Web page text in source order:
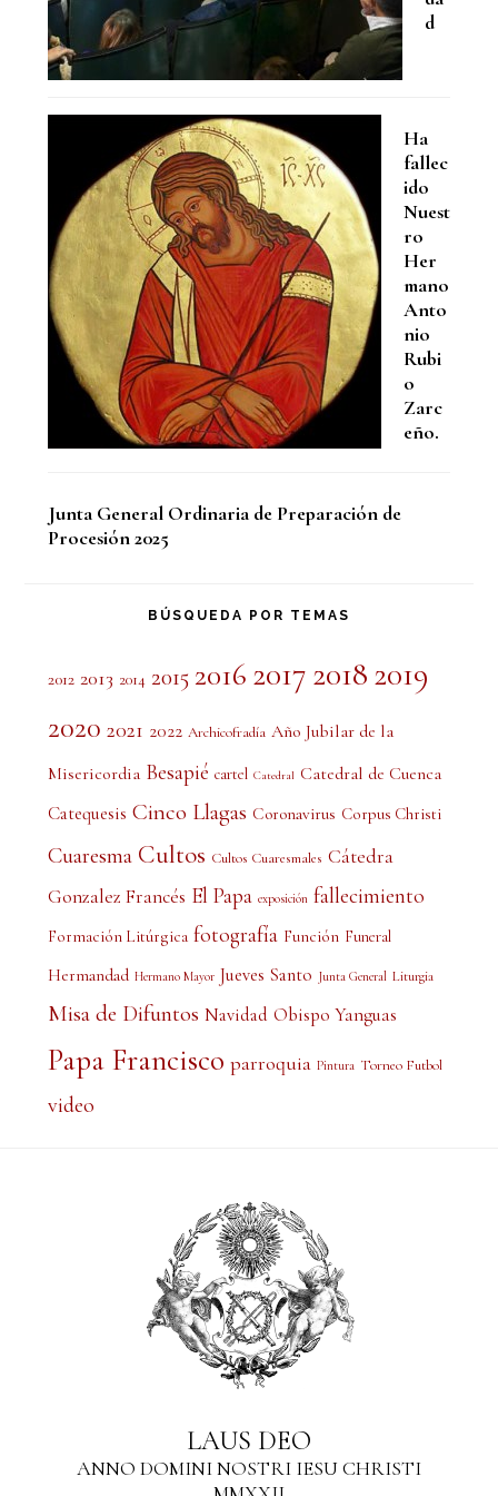
d
Ha
fallec
ido
Nuest
ro
Her
mano
Anto
nio
Rubi
o
Zarc
eño.
Junta General Ordinaria de Preparación de
Procesión 2025
BÚSQUEDA POR TEMAS
2012 2013 2014 2015 2016 2017 2018 2019
2020 2021 2022 Archicofradía Año Jubilar de la
Misericordia Besapié cartel Catedral Catedral de Cuenca
Catequesis Cinco Llagas Coronavirus Corpus Christi
Cuaresma Cultos Cultos Cuaresmales Cátedra
Gonzalez Francés El Papa exposición fallecimiento
Formación Litúrgica fotografía Función Funeral
Hermandad Hermano Mayor Jueves Santo Junta General Liturgia
Misa de Difuntos Navidad Obispo Yanguas
Papa Francisco parroquia Pintura Torneo Futbol
video
LAUS DEO
ANNO DOMINI NOSTRI IESU CHRISTI